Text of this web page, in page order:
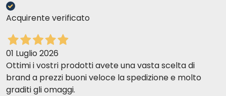
Acquirente verificato
01 Luglio 2026
Ottimi i vostri prodotti avete una vasta scelta di
brand a prezzi buoni veloce la spedizione e molto
graditi gli omaggi.